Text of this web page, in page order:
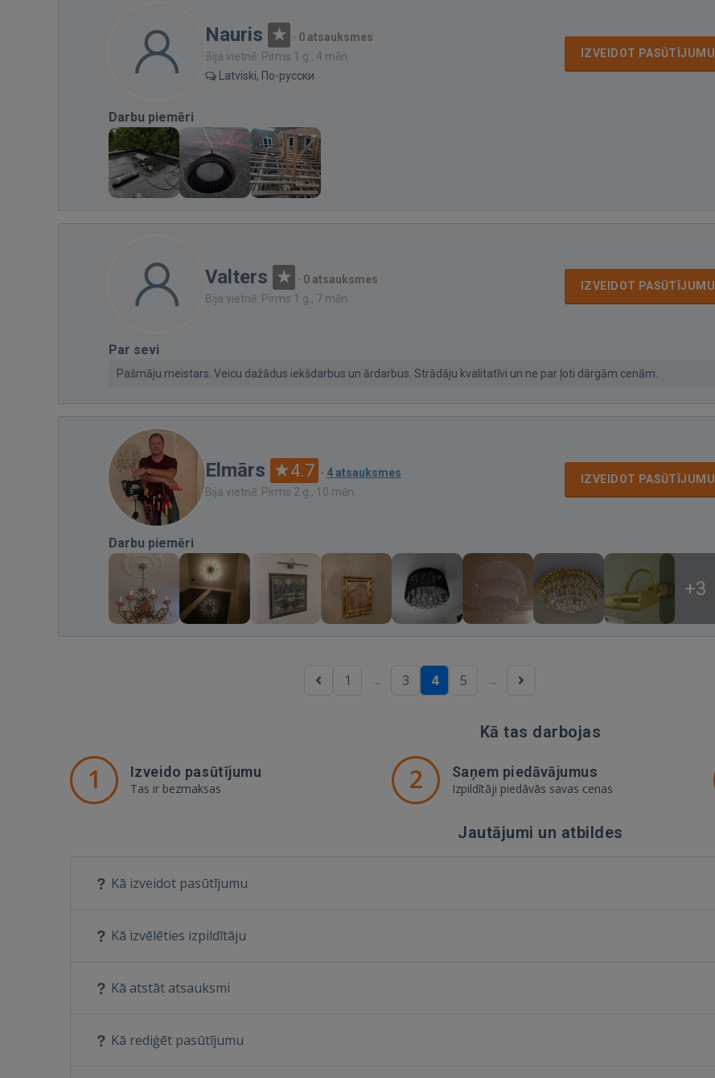
Nauris · 0 atsauksmes
Bija vietnē: Pirms 1 g., 4 mēn.
Latviski, По-русски
IZVEIDOT PASŪTĪJUMU
Darbu piemēri
Valters · 0 atsauksmes
Bija vietnē: Pirms 1 g., 7 mēn.
IZVEIDOT PASŪTĪJUMU
Par sevi
Pašmāju meistars. Veicu dažādus iekšdarbus un ārdarbus. Strādāju kvalitatīvi un ne par ļoti dārgām cenām.
Elmārs 4.7 · 4 atsauksmes
Bija vietnē: Pirms 2 g., 10 mēn.
IZVEIDOT PASŪTĪJUMU
Darbu piemēri
+3
1 ... 3 4 5 ...
Kā tas darbojas
1 Izveido pasūtījumu
Tas ir bezmaksas 2 Saņem piedāvājumus
Izpildītāji piedāvās savas cenas
Jautājumi un atbildes
Kā izveidot pasūtījumu
Kā izvēlēties izpildītāju
Kā atstāt atsauksmi
Kā rediģēt pasūtījumu